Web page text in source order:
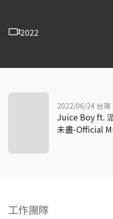
2022
工作團隊
2022/06/24 台灣
Juice Boy ft.
未盡-Official